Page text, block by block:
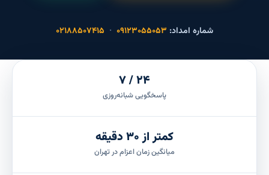
شماره امداد: ۰۹۱۲۳۰۵۵۰۵۳ · ۰۲۱۸۸۵۰۷۴۱۵
۲۴ / ۷
پاسخگویی شبانه‌روزی
کمتر از ۳۰ دقیقه
میانگین زمان اعزام در تهران